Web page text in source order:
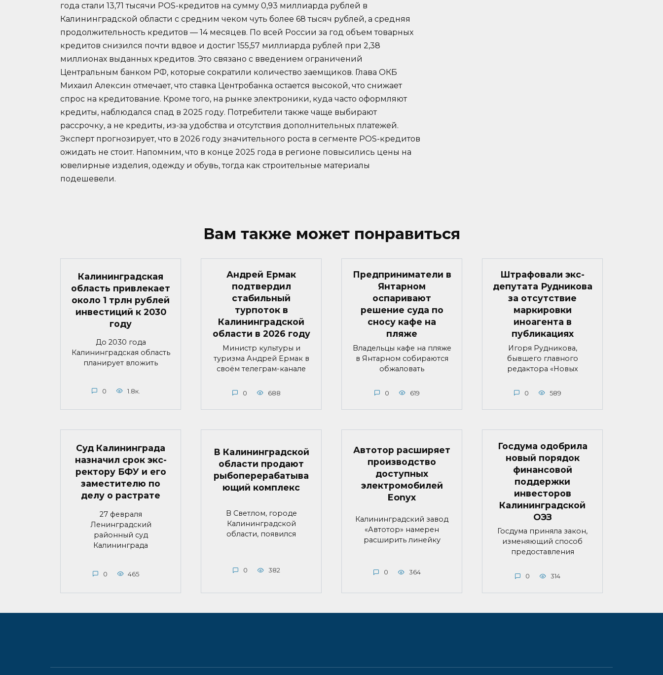
года стали 13,71 тысячи POS-кредитов на сумму 0,93 миллиарда рублей в
Калининградской области с средним чеком чуть более 68 тысяч рублей, а средняя
продолжительность кредитов — 14 месяцев. По всей России за год объем товарных
кредитов снизился почти вдвое и достиг 155,57 миллиарда рублей при 2,38
миллионах выданных кредитов. Это связано с введением ограничений
Центральным банком РФ, которые сократили количество заемщиков. Глава ОКБ
Михаил Алексин отмечает, что ставка Центробанка остается высокой, что снижает
спрос на кредитование. Кроме того, на рынке электроники, куда часто оформляют
кредиты, наблюдался спад в 2025 году. Потребители также чаще выбирают
рассрочку, а не кредиты, из-за удобства и отсутствия дополнительных платежей.
Эксперт прогнозирует, что в 2026 году значительного роста в сегменте POS-кредитов
ожидать не стоит. Напомним, что в конце 2025 года в регионе повысились цены на
ювелирные изделия, одежду и обувь, тогда как строительные материалы
подешевели.
Вам также может понравиться
Калининградская
область привлекает
около 1 трлн рублей
инвестиций к 2030
году
До 2030 года
Калининградская область
планирует вложить
0 1.8к.
Андрей Ермак
подтвердил
стабильный
турпоток в
Калининградской
области в 2026 году
Министр культуры и
туризма Андрей Ермак в
своём телеграм-канале
0 688
Предприниматели в
Янтарном
оспаривают
решение суда по
сносу кафе на
пляже
Владельцы кафе на пляже
в Янтарном собираются
обжаловать
0 619
Штрафовали экс-
депутата Рудникова
за отсутствие
маркировки
иноагента в
публикациях
Игоря Рудникова,
бывшего главного
редактора «Новых
0 589
Суд Калининграда
назначил срок экс-
ректору БФУ и его
заместителю по
делу о растрате
27 февраля
Ленинградский
районный суд
Калининграда
0 465
В Калининградской
области продают
рыбоперерабатыва
ющий комплекс
В Светлом, городе
Калининградской
области, появился
0 382
Автотор расширяет
производство
доступных
электромобилей
Eonyx
Калининградский завод
«Автотор» намерен
расширить линейку
0 364
Госдума одобрила
новый порядок
финансовой
поддержки
инвесторов
Калининградской
ОЭЗ
Госдума приняла закон,
изменяющий способ
предоставления
0 314